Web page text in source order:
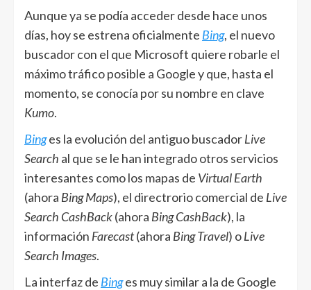
Aunque ya se podía acceder desde hace unos
días, hoy se estrena oficialmente Bing, el nuevo
buscador con el que Microsoft quiere robarle el
máximo tráfico posible a Google y que, hasta el
momento, se conocía por su nombre en clave
Kumo.
Binges la evolución del antiguo buscadorLive
Search al que se le han integrado otros servicios
interesantes como los mapas de Virtual Earth
(ahora Bing Maps), el directrorio comercial de Live
Search CashBack(ahora Bing CashBack), la
información Farecast(ahora Bing Travel) oLive
Search Images.
La interfaz de Binges muy similar a la de Google